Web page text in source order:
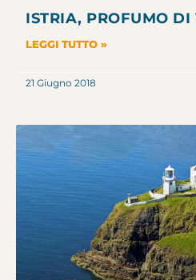
ISTRIA, PROFUMO
LEGGI TUTTO »
21 Giugno 2018